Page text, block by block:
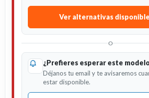
Ver alternativas
O
¿Prefieres esperar este
Déjanos tu email y te avisaremos
estar disponible.